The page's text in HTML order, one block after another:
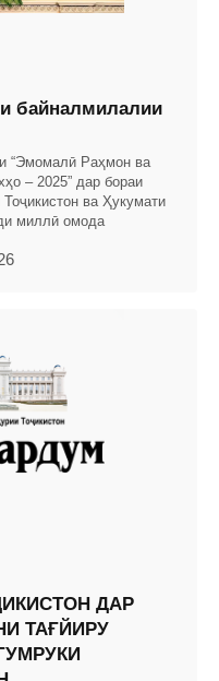
байналмилалии
“Эмомалӣ Раҳмон ва
– 2025” дар бораи
ва Ҳукумати
миллӣ омода
ДАР
ТАҒЙИРУ